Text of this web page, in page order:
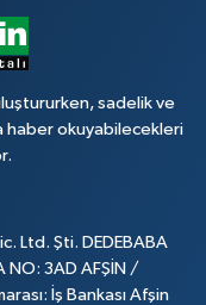
sadelik ve
haber okuyabilecekleri
Ltd. Şti. DEDEBABA
NO: 3AD AFŞİN /
İş Bankası Afşin